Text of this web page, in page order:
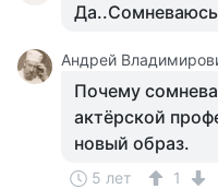
Андрей
Почему
актёрской
новый образ.
5 лет 1